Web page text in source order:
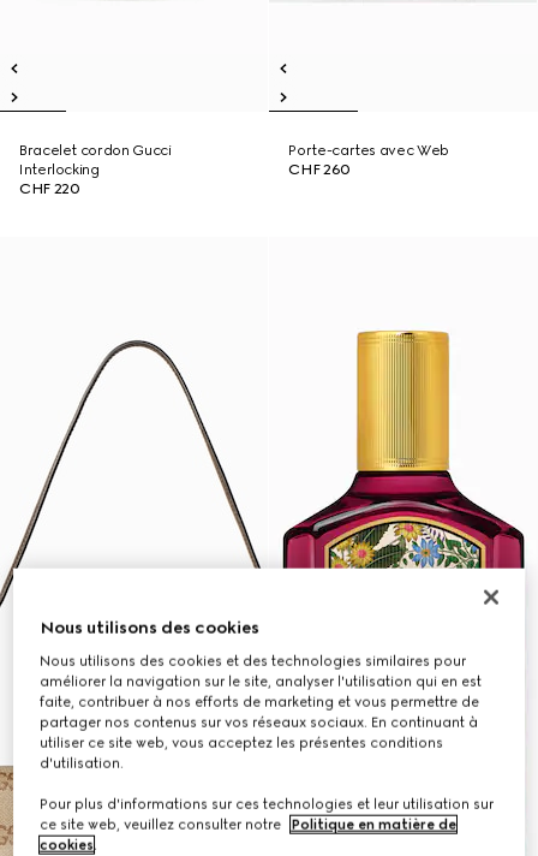
Bracelet cordon Gucci
Interlocking
CHF 220
Porte-cartes avec Web
CHF 260
Nous utilisons des cookies
Nous utilisons des cookies et des technologies similaires pour
améliorer la navigation sur le site, analyser l'utilisation qui en est
faite, contribuer à nos efforts de marketing et vous permettre de
partager nos contenus sur vos réseaux sociaux. En continuant à
utiliser ce site web, vous acceptez les présentes conditions
d'utilisation.
Pour plus d'informations sur ces technologies et leur utilisation sur
ce site web, veuillez consulter notre
Politique en matière de
cookies.